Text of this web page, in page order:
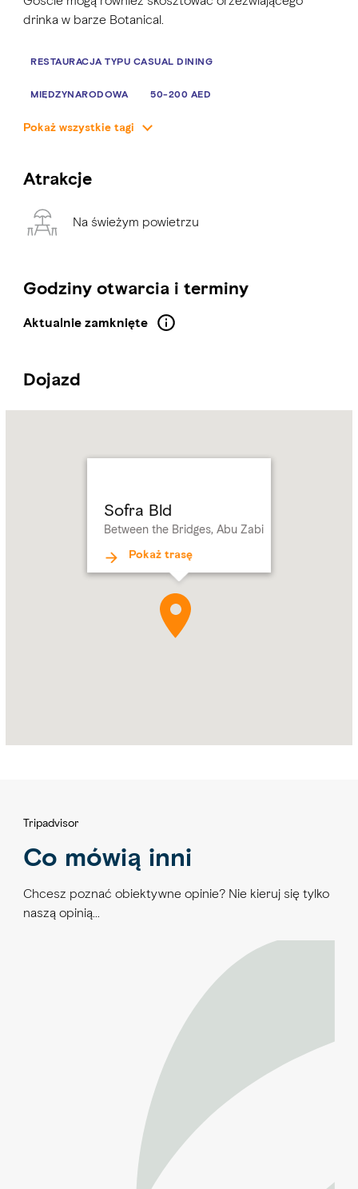
drinka w barze Botanical.
RESTAURACJA TYPU CASUAL DINING
MIĘDZYNARODOWA 50-200 AED
Pokaż wszystkie tagi
Atrakcje
Na świeżym powietrzu
Godziny otwarcia i terminy
Aktualnie zamknięte
Dojazd
Between
Sofra Bld
Between the Bridges, Abu Zabi
Pokaż trasę
Tripadvisor
Co mówią inni
Chcesz poznać obiektywne opinie? Nie kieruj się tylko
naszą opinią…